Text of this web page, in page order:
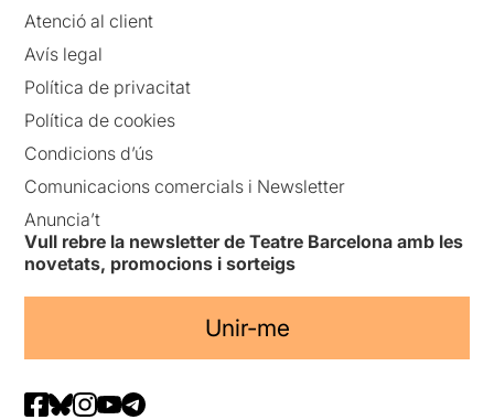
Atenció al client
Avís legal
Política de privacitat
Política de cookies
Condicions d’ús
Comunicacions comercials i Newsletter
Anuncia’t
Vull rebre la newsletter de Teatre Barcelona amb les
novetats, promocions i sorteigs
Unir-me